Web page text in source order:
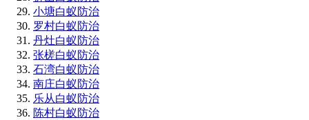
小塘白蚁防治
罗村白蚁防治
丹灶白蚁防治
张槎白蚁防治
石湾白蚁防治
南庄白蚁防治
乐从白蚁防治
陈村白蚁防治